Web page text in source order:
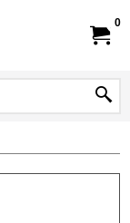
0